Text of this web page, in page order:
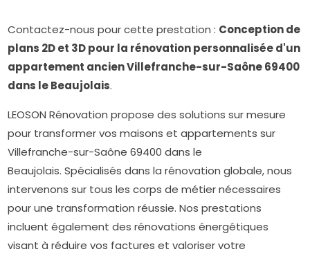
Contactez-nous pour cette prestation : Conception de
plans 2D et 3D pour la rénovation personnalisée d'un
appartement ancien Villefranche-sur-Saône 69400
dans le Beaujolais.
LEOSON Rénovation propose des solutions sur mesure
pour transformer vos maisons et appartements sur
Villefranche-sur-Saône 69400 dans le
Beaujolais. Spécialisés dans la rénovation globale, nous
intervenons sur tous les corps de métier nécessaires
pour une transformation réussie. Nos prestations
incluent également des rénovations énergétiques
visant à réduire vos factures et valoriser votre